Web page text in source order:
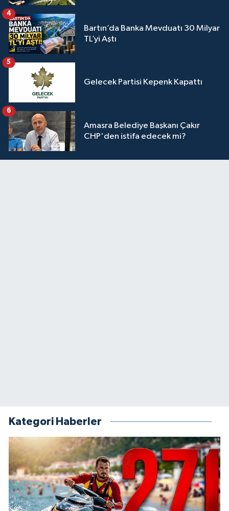
Bartın’da Banka Mevduatı 30 Milyar
TL’yi Aştı
4
Gelecek Partisi Kepenk Kapattı
5
Amasra Belediye Başkanı Çakır
CHP'den istifa edecek mi?
6
Kategori Haberler